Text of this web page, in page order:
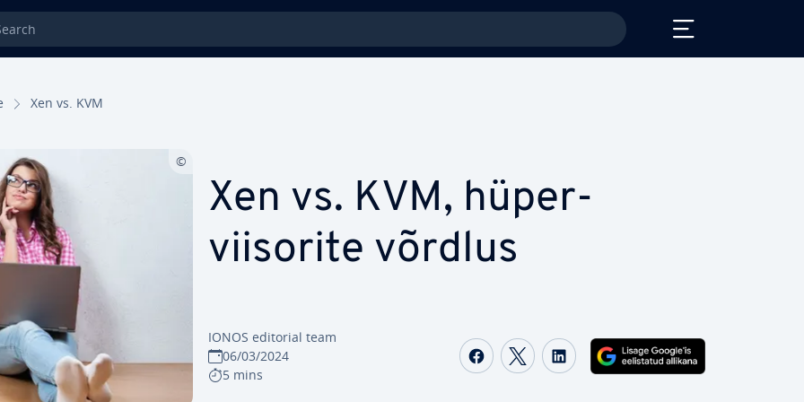
Xen vs. KVM
Xen vs. KVM, hü­per­
viisorite võrdlus
IONOS editorial team
06/03/2024
5 mins
Share on Facebook
Share on Twitter
Share on LinkedIn